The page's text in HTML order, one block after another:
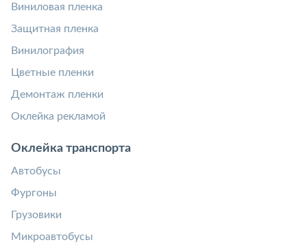
Виниловая пленка
Защитная пленка
Винилография
Цветные пленки
Демонтаж пленки
Оклейка рекламой
Оклейка транспорта
Автобусы
Фургоны
Грузовики
Микроавтобусы